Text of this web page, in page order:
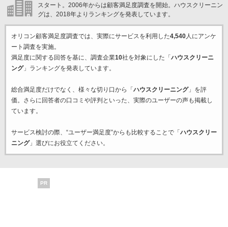
スタート。2006年からは顧客満足度調査を開始。ハウスクリーニン
グは、2018年よりランキングを発表しています。
オリコン顧客満足度調査では、実際にサービスを利用した4,540人にアンケ
ート調査を実施。
満足度に関する回答を基に、調査企業10社を対象にした「 ハウスクリーニ
ング」ランキングを発表しています。
総合満足度だけでなく、様々な切り口から「 ハウスクリーニング」を評
価。さらに回答者の口コミや評判といった、実際のユーザーの声も掲載し
ています。
サービス検討の際、“ユーザー満足度”からも比較することで「 ハウスクリー
ニング」選びにお役立てください。
PR